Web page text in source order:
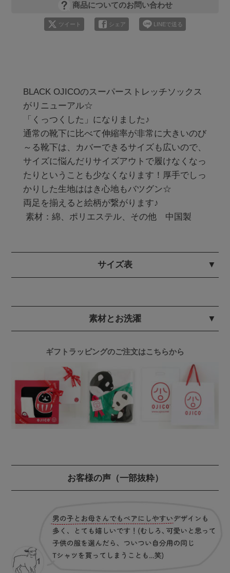
商品についてのお問い合わせ
ツイート シェア LINEで送る
BLACK OJICOのスーパーストレッチソックス
がリニューアル☆
「くっつくした」になりました♪
通常の靴下に比べて伸縮率が非常に大きいのび
～る靴下は、カバーできるサイズも広いので、
サイズに悩んだりサイズアウトで履けなくなっ
たりということも少なくなります！厚手でしっ
かりした生地ははき心地もバツグン☆
両足を揃えると絵柄が繋がります♪
素材：綿、ポリエステル、その他　中国製
サイズ表
素材とお洗濯
ギフトラッピングのご注文はこちらから
お客様の声（一部抜粋）